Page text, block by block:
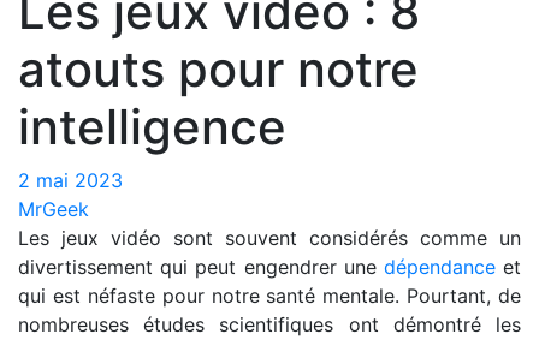
atouts pour notre
intelligence
2 mai 2023
MrGeek
Les jeux vidéo sont souvent considérés comme un
divertissement qui peut engendrer une dépendanceet
qui est néfaste pour notre santé mentale. Pourtant, de
nombreuses études scientifiques ont démontré les